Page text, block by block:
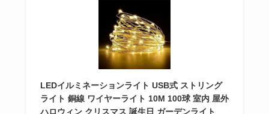
LEDイルミネーションライト USB式 ストリング
ライト 銅線 ワイヤーライト 10M 100球 室内 屋外
ハロウィン クリスマス 誕生日 ガーデンライト